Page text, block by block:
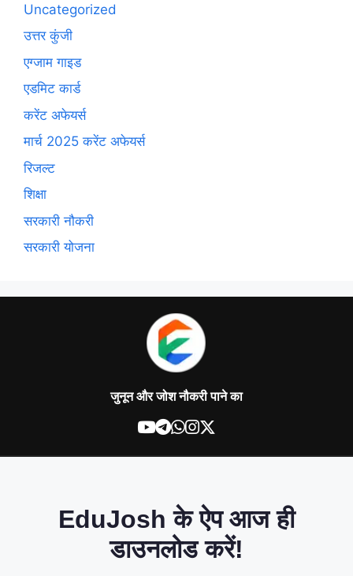
Uncategorized
उत्तर कुंजी
एग्जाम गाइड
एडमिट कार्ड
करेंट अफेयर्स
मार्च 2025 करेंट अफेयर्स
रिजल्ट
शिक्षा
सरकारी नौकरी
सरकारी योजना
जुनून और जोश नौकरी पाने का
EduJosh के ऐप आज ही
डाउनलोड करें!